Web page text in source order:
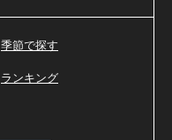
季節で探す
ランキング